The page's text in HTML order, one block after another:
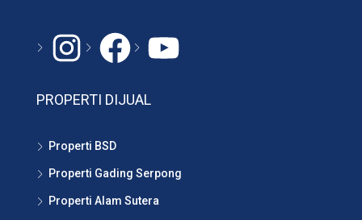
Instagram
# YouTube
PROPERTI DIJUAL
Properti BSD
Properti Gading Serpong
Properti Alam Sutera